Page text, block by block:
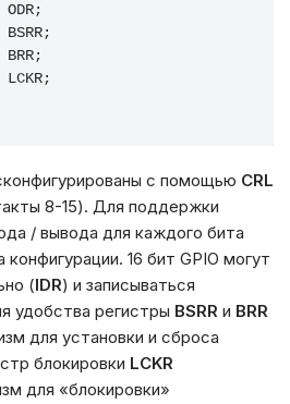
с помощью CRL
8-15). Для поддержки
/ вывода для каждого бита
16 бит GPIO могут
(IDR) и записываться
удобства регистры BSRR и BRR
для установки и сброса
блокировки LCKR
для «блокировки»